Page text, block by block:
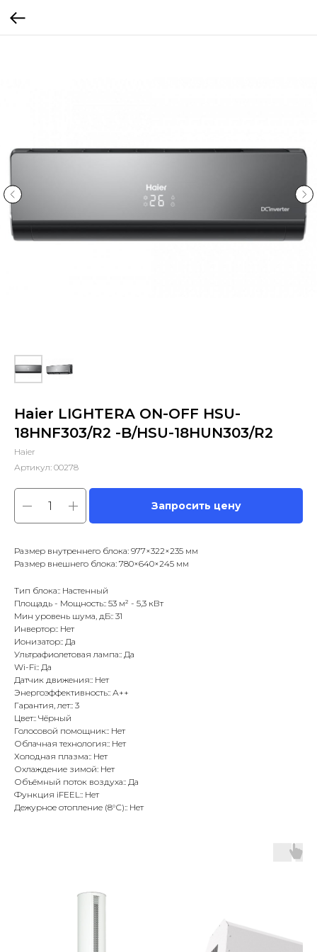
Haier LIGHTERA ON-OFF HSU-
18HNF303/R2 -B/HSU-18HUN303/R2
Haier
Артикул: 00278
Запросить цену
Размер внутреннего блока: 977×322×235 мм
Размер внешнего блока: 780×640×245 мм
Тип блока:: Настенный
Площадь - Мощность:: 53 м² - 5,3 кВт
Мин уровень шума, дБ:: 31
Инвертор:: Нет
Ионизатор:: Да
Ультрафиолетовая лампа:: Да
Wi-Fi:: Да
Датчик движения:: Нет
Энергоэффективность:: А++
Гарантия, лет:: 3
Цвет:: Чёрный
Голосовой помощник:: Нет
Облачная технология:: Нет
Холодная плазма:: Нет
Охлаждение зимой: Нет
Объёмный поток воздуха:: Да
Функция iFEEL:: Нет
Дежурное отопление (8°С):: Нет